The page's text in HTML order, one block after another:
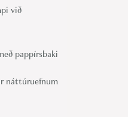
við
pappírsbaki
náttúruefnum